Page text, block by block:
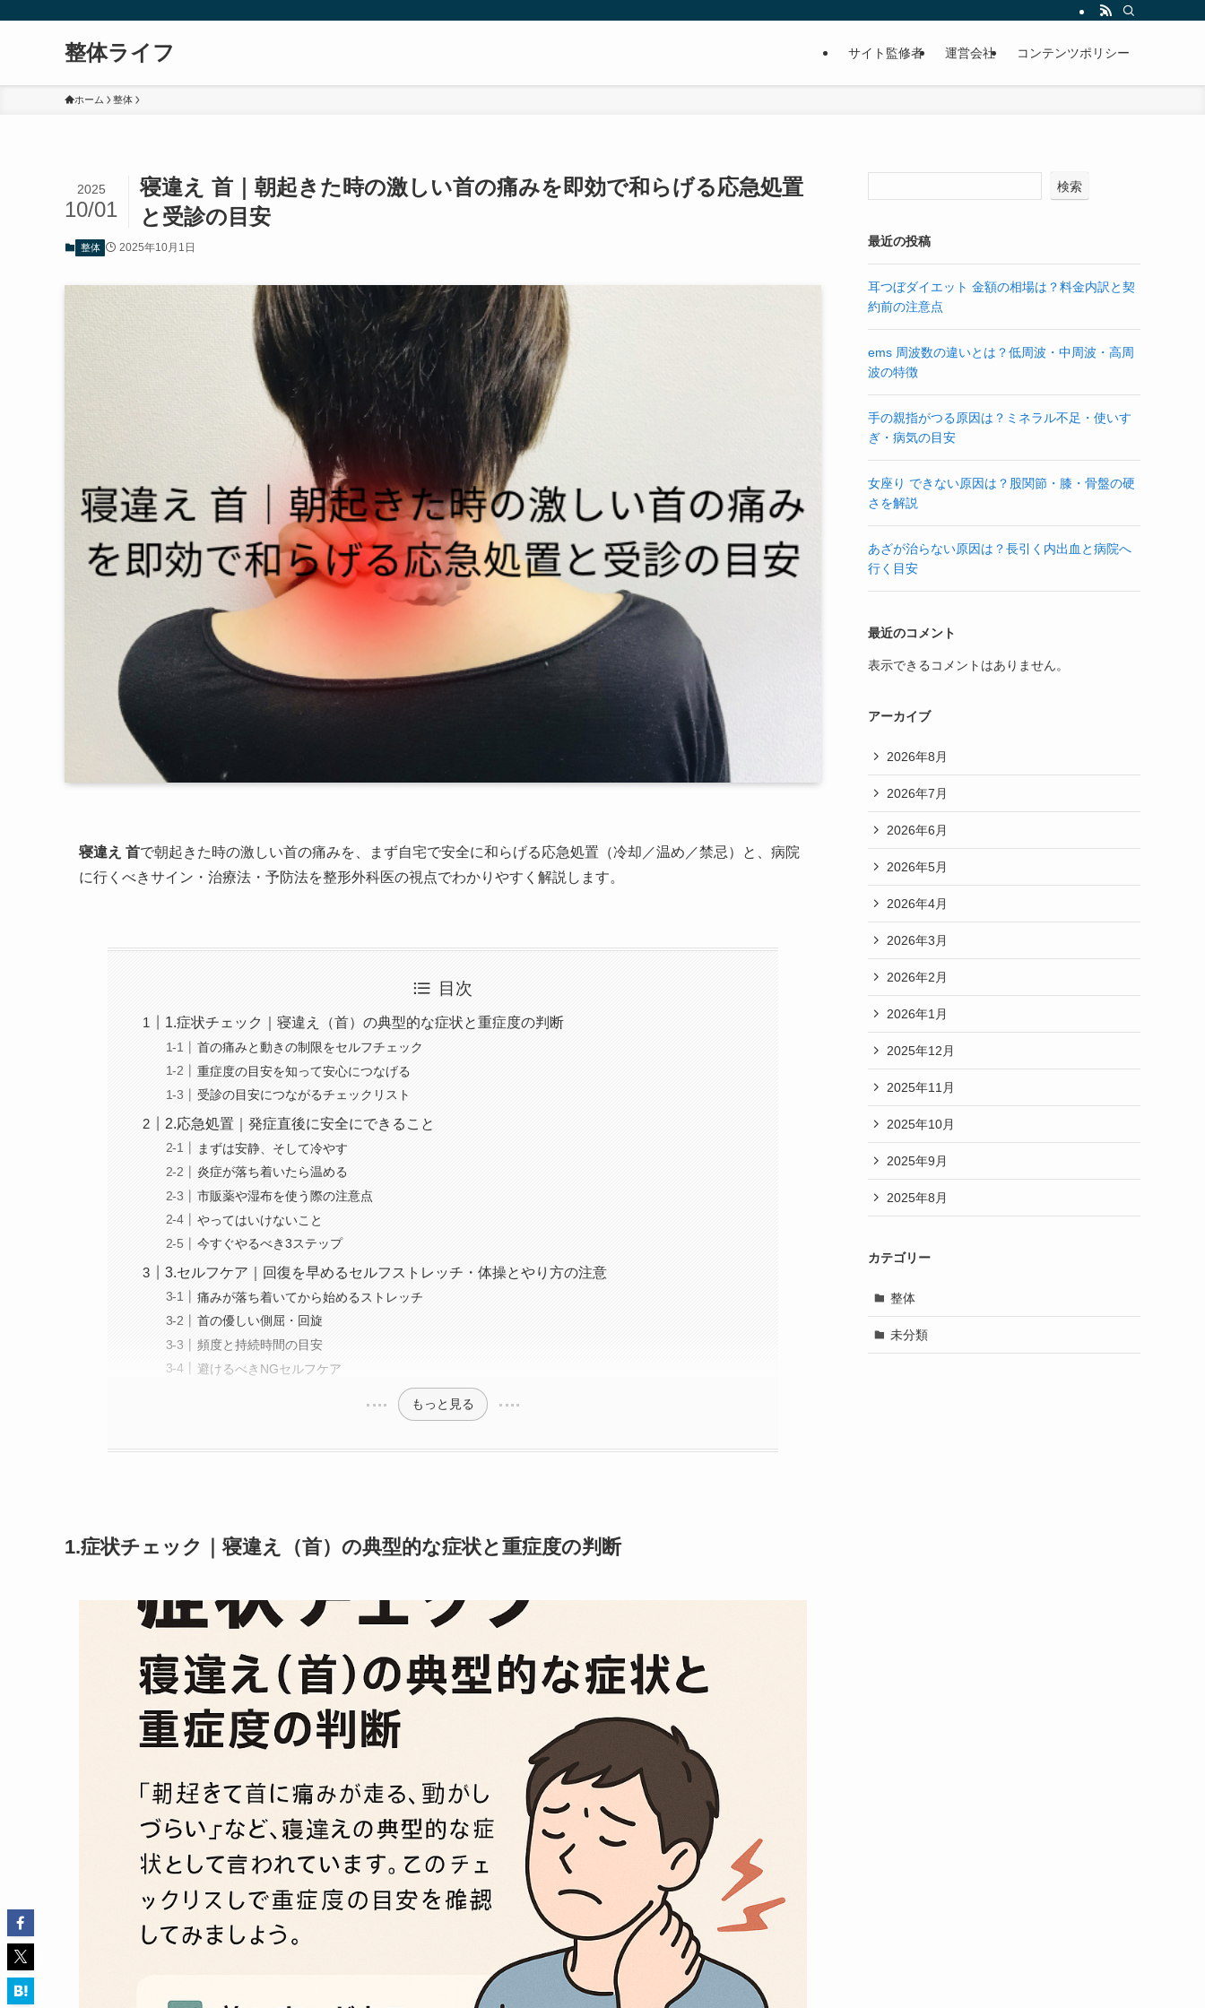
整体ライフ サイト監修者 運営会社 コンテンツポリシー
ホーム 整体
寝違え 首｜朝起きた時の激しい首の痛みを即効で和らげる応急処置
と受診の目安
2025
10/01
整体 2025年10月1日
寝違え 首で朝起きた時の激しい首の痛みを、まず自宅で安全に和らげる応急処置（冷却／温め／禁忌）と、病院
に行くべきサイン・治療法・予防法を整形外科医の視点でわかりやすく解説します。
目次
1.症状チェック｜寝違え（首）の典型的な症状と重症度の判断
首の痛みと動きの制限をセルフチェック
重症度の目安を知って安心につなげる
受診の目安につながるチェックリスト
2.応急処置｜発症直後に安全にできること
まずは安静、そして冷やす
炎症が落ち着いたら温める
市販薬や湿布を使う際の注意点
やってはいけないこと
今すぐやるべき3ステップ
3.セルフケア｜回復を早めるセルフストレッチ・体操とやり方の注意
痛みが落ち着いてから始めるストレッチ
首の優しい側屈・回旋
頻度と持続時間の目安
避けるべきNGセルフケア
もっと見る
1.症状チェック｜寝違え（首）の典型的な症状と重症度の判断
検索
最近の投稿
耳つぼダイエット 金額の相場は？料金内訳と契
約前の注意点
ems 周波数の違いとは？低周波・中周波・高周
波の特徴
手の親指がつる原因は？ミネラル不足・使いす
ぎ・病気の目安
女座り できない原因は？股関節・膝・骨盤の硬
さを解説
あざが治らない原因は？長引く内出血と病院へ
行く目安
最近のコメント
表示できるコメントはありません。
アーカイブ
2026年8月
2026年7月
2026年6月
2026年5月
2026年4月
2026年3月
2026年2月
2026年1月
2025年12月
2025年11月
2025年10月
2025年9月
2025年8月
カテゴリー
整体
未分類